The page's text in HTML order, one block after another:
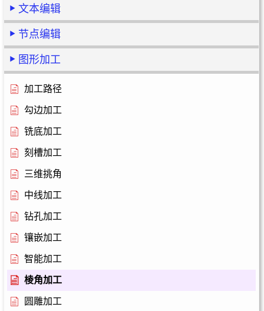
文本编辑
节点编辑
图形加工
加工路径
勾边加工
铣底加工
刻槽加工
三维挑角
中线加工
钻孔加工
镶嵌加工
智能加工
棱角加工
圆雕加工